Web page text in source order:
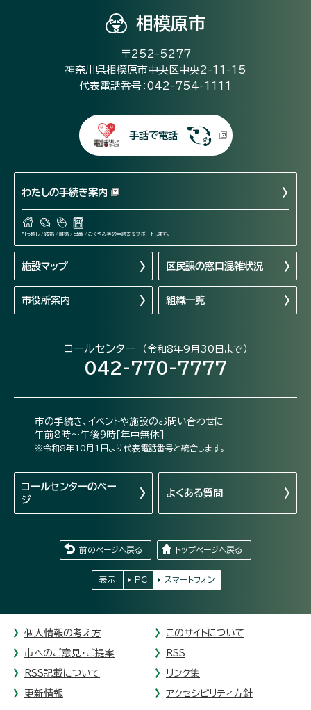
相模原市
〒252-5277
神奈川県相模原市中央区中央2-11-15
代表電話番号：042-754-1111
手話で電話
わたしの手続き案内
引っ越し / 結婚 / 離婚 / 出産 / おくやみ等の手続きをサポートします。
施設マップ 区民課の窓口混雑状況
市役所案内 組織一覧
コールセンター （令和8年9月30日まで）
042-770-7777
市の手続き、イベントや施設のお問い合わせに
午前8時～午後9時[年中無休]
※令和8年10月1日より代表電話番号と統合します。
コールセンターのペー
ジ
よくある質問
前のページへ戻る トップページへ戻る
表示 PC スマートフォン
個人情報の考え方 このサイトについて
市へのご意見・ご提案 RSS
RSS記載について リンク集
更新情報 アクセシビリティ方針